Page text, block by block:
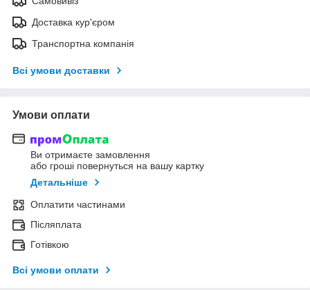
Доставка кур'єром
Транспортна компанія
Всі умови доставки
Умови оплати
Ви отримаєте замовлення
або гроші повернуться на вашу картку
Детальніше
Оплатити частинами
Післяплата
Готівкою
Всі умови оплати